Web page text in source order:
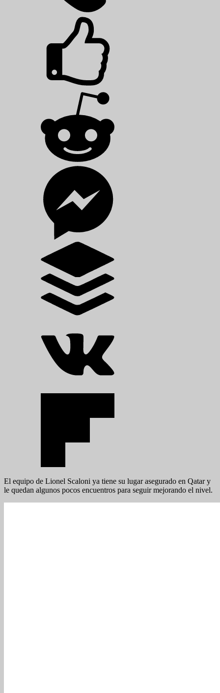
El equipo de Lionel Scaloni ya tiene su lugar asegurado en Qatar y
le quedan algunos pocos encuentros para seguir mejorando el nivel.